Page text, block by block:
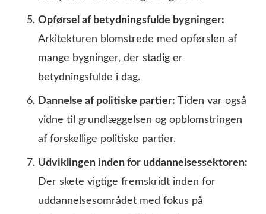
Opførsel af betydningsfulde bygninger:
Arkitekturen blomstrede med opførslen af
mange bygninger, der stadig er
betydningsfulde i dag.
Dannelse af politiske partier: Tiden var også
vidne til grundlæggelsen og opblomstringen
af forskellige politiske partier.
Udviklingen inden for uddannelsessektoren:
Der skete vigtige fremskridt inden for
uddannelsesområdet med fokus på